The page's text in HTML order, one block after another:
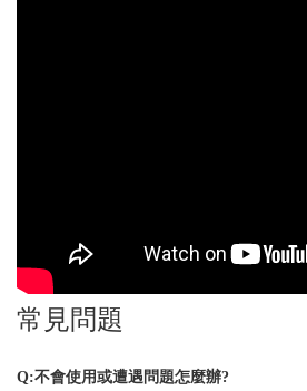
常見問題
Q:不會使用或遭遇問題怎麼辦?